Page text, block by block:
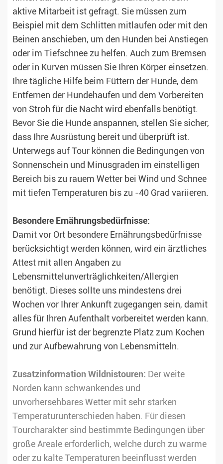
aktive Mitarbeit ist gefragt. Sie müssen zum
Beispiel mit dem Schlitten mitlaufen oder mit den
Beinen anschieben, um den Hunden bei Anstiegen
oder im Tiefschnee zu helfen. Auch zum Bremsen
oder in Kurven müssen Sie Ihren Körper einsetzen.
Ihre tägliche Hilfe beim Füttern der Hunde, dem
Entfernen der Hundehaufen und dem Vorbereiten
von Stroh für die Nacht wird ebenfalls benötigt.
Bevor Sie die Hunde anspannen, stellen Sie sicher,
dass Ihre Ausrüstung bereit und überprüft ist.
Unterwegs auf Tour können die Bedingungen von
Sonnenschein und Minusgraden im einstelligen
Bereich bis zu rauem Wetter bei Wind und Schnee
mit tiefen Temperaturen bis zu -40 Grad variieren.
Besondere Ernährungsbedürfnisse:
Damit vor Ort besondere Ernährungsbedürfnisse
berücksichtigt werden können, wird ein ärztliches
Attest mit allen Angaben zu
Lebensmittelunverträglichkeiten/Allergien
benötigt. Dieses sollte uns mindestens drei
Wochen vor Ihrer Ankunft zugegangen sein, damit
alles für Ihren Aufenthalt vorbereitet werden kann.
Grund hierfür ist der begrenzte Platz zum Kochen
und zur Aufbewahrung von Lebensmitteln.
Zusatzinformation Wildnistouren: Der weite
Norden kann schwankendes und
unvorhersehbares Wetter mit sehr starken
Temperaturunterschieden haben. Für diesen
Tourcharakter sind bestimmte Bedingungen über
große Areale erforderlich, welche durch zu warme
oder zu kalte Temperaturen beeinflusst werden